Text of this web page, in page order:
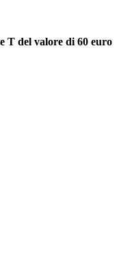
T del valore di 60 euro